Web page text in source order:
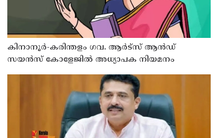
കിനാനൂർ-കരിന്തളം ഗവ. ആർട്‌സ് ആൻഡ്
സയൻസ് കോളേജിൽ അധ്യാപക നിയമനം